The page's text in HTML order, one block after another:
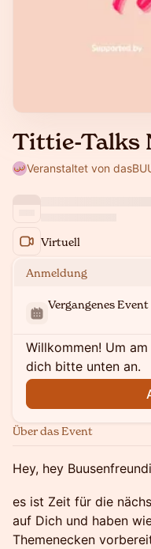
Tittie-Talks
Veranstaltet von
Virtuell
Anmeldung
Vergangenes Event
Willkommen! Um
dich bitte unten an.
Über das Event
Hey, hey
es ist Zeit für die
auf Dich und haben
Themenecken